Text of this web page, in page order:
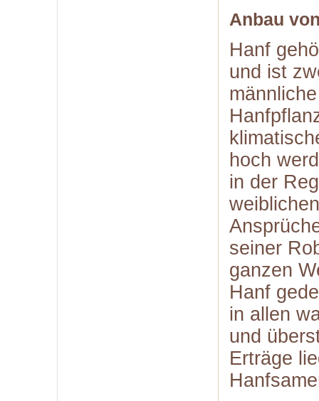
Anbau
Hanf
und ist
hoch
in der
seiner
ganzen
Hanf
in allen
und
Erträge